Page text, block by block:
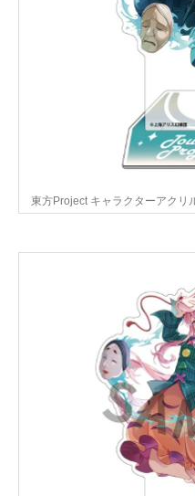
東方Project キャラクターアクリ